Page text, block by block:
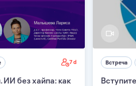
7 d
ИИ без хайпа: как
Встреча